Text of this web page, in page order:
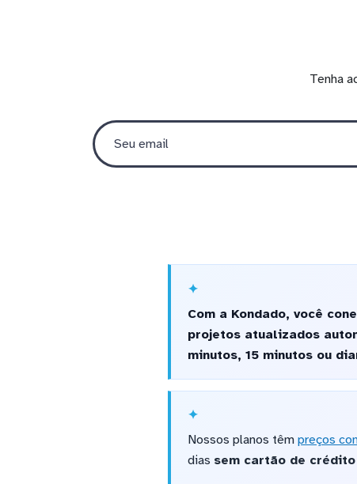
Tenha
Com a Kondado, você
projetos atualizados
minutos, 15 minutos ou
Nossos planos têm preços
dias sem cartão de crédito